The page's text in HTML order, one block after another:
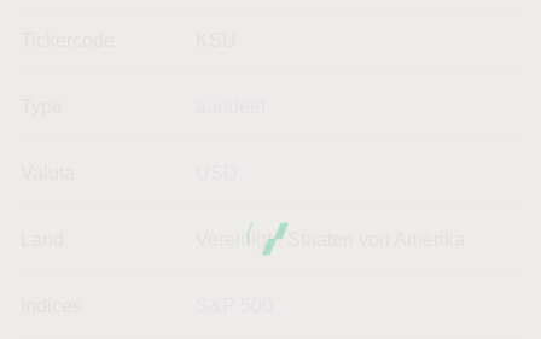
Vereinigte Staaten von Amerika